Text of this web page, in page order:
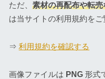
ただ、素材の再配布や転
は当サイトの利用規約をご
⇒利用規約を確認する
画像ファイルは PNG 形式